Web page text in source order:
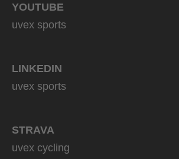
YOUTUBE
uvex sports
LINKEDIN
uvex sports
STRAVA
uvex cycling